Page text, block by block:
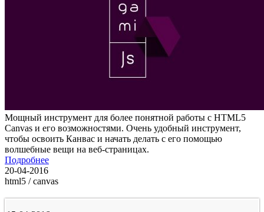
Мощный инструмент для более понятной работы с HTML5
Canvas и его возможностями. Очень удобный инструмент,
чтобы освоить Канвас и начать делать с его помощью
волшебные вещи на веб-страницах.
Подробнее
20-04-2016
html5 / canvas